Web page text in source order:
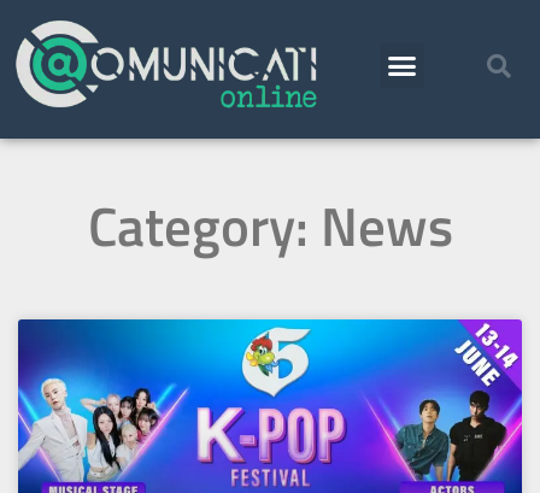
Category: News